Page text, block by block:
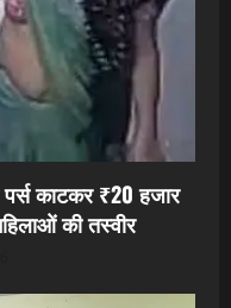
काटकर ₹20 हजार
की तस्वीर